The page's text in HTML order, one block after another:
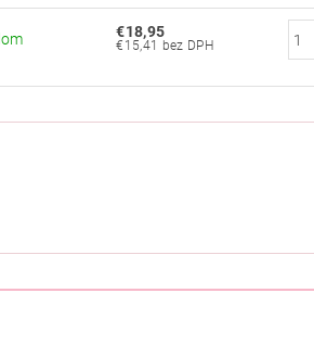
€18,95
€15,41 bez DPH